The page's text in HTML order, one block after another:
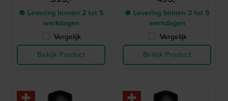
● Levering binnen 2 tot 5
werkdagen
Vergelijk
Bekijk Product
● Levering binnen 2 tot 5
werkdagen
Vergelijk
Bekijk Product